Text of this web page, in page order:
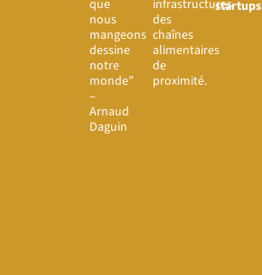
que
nous
mangeons
dessine
notre
monde”
–
Arnaud
Daguin
infrastructures
des
chaînes
alimentaires
de
proximité.
startups